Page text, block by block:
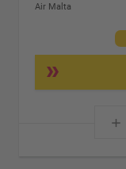
Air Malta